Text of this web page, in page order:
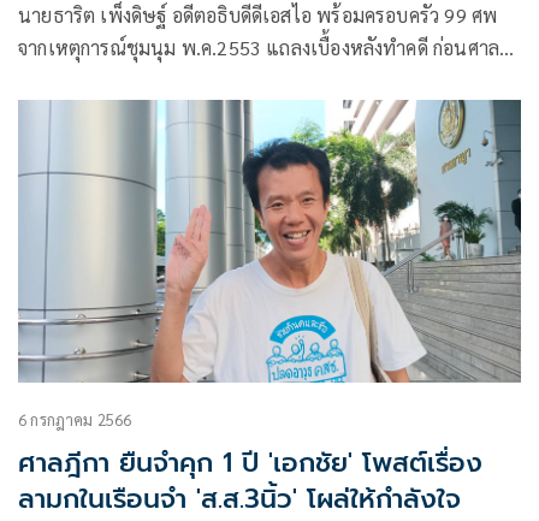
นายธาริต เพ็งดิษฐ์ อดีตอธิบดีดีเอสไอ พร้อมครอบครัว 99 ศพ
จากเหตุการณ์ชุมนุม พ.ค.2553 แถลงเบื้องหลังทำคดี ก่อนศาลจะ
พิพากษามาแล้ว10 ครั้ง ว่า ประเด็นที่ 1 สืบเนื่องจากเหตุการณ์
6 กรกฎาคม 2566
ศาลฎีกา ยืนจำคุก 1 ปี 'เอกชัย' โพสต์เรื่อง
ลามกในเรือนจำ 'ส.ส.3นิ้ว' โผล่ให้กำลังใจ